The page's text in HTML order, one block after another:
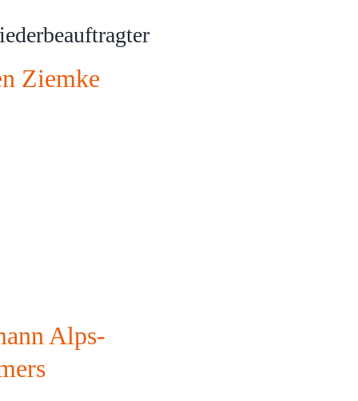
Ziemke
Alps-